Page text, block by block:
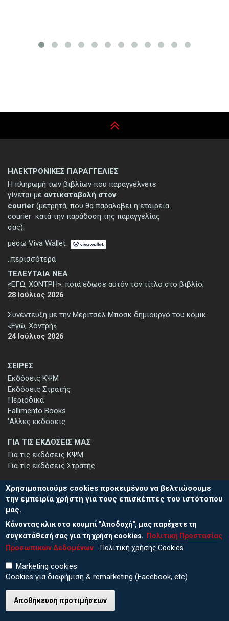
ΣΕΙΡΕΣ
Εκδόσεις ΚΨΜ
Εκδόσεις Στρατής
Περιοδικά
Fallimento Books
'Αλλες εκδόσεις
ΤΕΛΕΥΤΑΙΑ ΝΕΑ
«ΕΓΩ, ΧΟΝΤΡΗ»: ποιά έδωσε αυτόν τον τίτλο στο βιβλίο;
28 Ιούλιος 2026
Συνέντευξη με την Μεριτσέλ Μποσκ δημιουργό του κόμικ
«Εγώ, Χοντρή»
24 Ιούλιος 2026
ΓΙΑ ΤΙΣ ΕΚΔΟΣΕΙΣ ΜΑΣ
Για τις εκδόσεις ΚΨΜ
Για τις εκδόσεις Στρατής
ΗΛΕΚΤΡΟΝΙΚΕΣ ΠΑΡΑΓΓΕΛΙΕΣ
Η πληρωμή των βιβλίων που παραγγέλνετε
γίνεται με αντικαταβολή στον
courier (μετρητά, που θα παραλάβει η εταιρεία
courier κατά την παράδοση της παραγγελίας
σας).
μέσω Viva Wallet.
..περισσότερα
ΕΓΓΡΑΦΗ ΣΤΟ ΕΝΗΜΕΡΩΤΙΚΟ ΔΕΛΤΙΟ
Μείνετε ενημερωμένοι για τις νέες εκδόσεις μας και τις εκδηλώσεις
μας - εγγραφείτε στο ενημερωτικό μας δελτίο.
© 2026 ΕΚΔΟΣΕΙΣ ΚΨΜ
Χρησιμοποιούμε cookies προκειμένου να βελτιώσουμε
την εμπειρία χρήστη για τους επισκέπτες του ιστότοπου
μας.
Κάνοντας κλικ στο κουμπί "Αποδοχή", μας παρέχετε τη
συγκατάθεσή σας για τη χρήση cookies.
Πολιτική Προστασίας
Προσωπικών Δεδομένων
Πολιτική χρήσης Cookies
Marketing cookies
Cookies για διαφήμιση & remarketing (Facebook, etc)
Αποθήκευση προτιμήσεων